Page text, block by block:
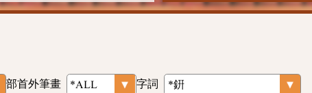
部首外筆畫 字詞